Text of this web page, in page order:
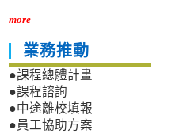
more
業務推動
●課程總體計畫
●課程諮詢
●中途離校填報
●員工協助方案